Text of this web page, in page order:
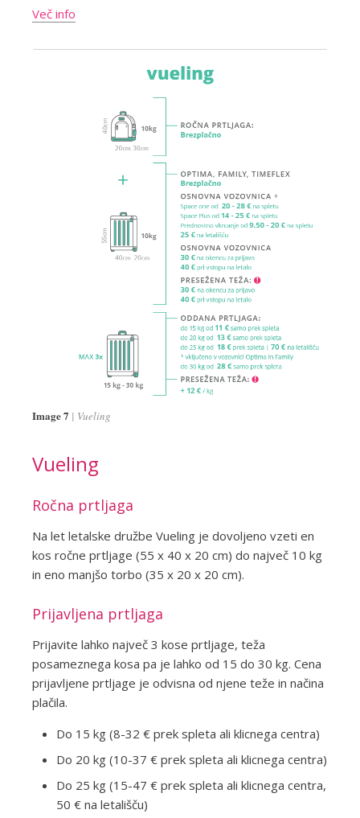
Več info
Image 7 Vueling
Vueling
Ročna prtljaga
Na let letalske družbe Vueling je dovoljeno vzeti en
kos ročne prtljage (55 x 40 x 20 cm) do največ 10 kg
in eno manjšo torbo (35 x 20 x 20 cm).
Prijavljena prtljaga
Prijavite lahko največ 3 kose prtljage, teža
posameznega kosa pa je lahko od 15 do 30 kg. Cena
prijavljene prtljage je odvisna od njene teže in načina
plačila.
Do 15 kg (8-32 € prek spleta ali klicnega centra)
Do 20 kg (10-37 € prek spleta ali klicnega centra)
Do 25 kg (15-47 € prek spleta ali klicnega centra,
50 € na letališču)